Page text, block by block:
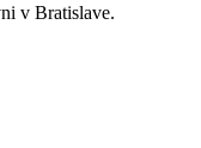
v Bratislave.